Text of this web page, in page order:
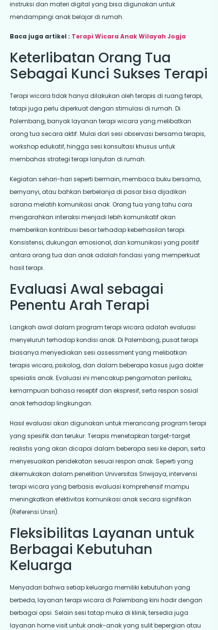
instruksi dan materi digital yang bisa digunakan untuk
mendampingi anak belajar di rumah.
Baca juga artikel : Terapi Wicara Anak Wilayah Jogja
Keterlibatan Orang Tua
Sebagai Kunci Sukses Terapi
Terapi wicara tidak hanya dilakukan oleh terapis di ruang terapi,
tetapi juga perlu diperkuat dengan stimulasi di rumah. Di
Palembang, banyak layanan terapi wicara yang melibatkan
orang tua secara aktif. Mulai dari sesi observasi bersama terapis,
workshop edukatif, hingga sesi konsultasi khusus untuk
membahas strategi terapi lanjutan di rumah.
Kegiatan sehari-hari seperti bermain, membaca buku bersama,
bernyanyi, atau bahkan berbelanja di pasar bisa dijadikan
sarana melatih komunikasi anak. Orang tua yang tahu cara
mengarahkan interaksi menjadi lebih komunikatif akan
memberikan kontribusi besar terhadap keberhasilan terapi.
Konsistensi, dukungan emosional, dan komunikasi yang positif
antara orang tua dan anak adalah fondasi yang memperkuat
hasil terapi.
Evaluasi Awal sebagai
Penentu Arah Terapi
Langkah awal dalam program terapi wicara adalah evaluasi
menyeluruh terhadap kondisi anak. Di Palembang, pusat terapi
biasanya menyediakan sesi assessment yang melibatkan
terapis wicara, psikolog, dan dalam beberapa kasus juga dokter
spesialis anak. Evaluasi ini mencakup pengamatan perilaku,
kemampuan bahasa reseptif dan ekspresif, serta respon sosial
anak terhadap lingkungan.
Hasil evaluasi akan digunakan untuk merancang program terapi
yang spesifik dan terukur. Terapis menetapkan target-target
realistis yang akan dicapai dalam beberapa sesi ke depan, serta
menyesuaikan pendekatan sesuai respon anak. Seperti yang
dikemukakan dalam penelitian Universitas Sriwijaya, intervensi
terapi wicara yang berbasis evaluasi komprehensif mampu
meningkatkan efektivitas komunikasi anak secara signifikan
(Referensi Unsri).
Fleksibilitas Layanan untuk
Berbagai Kebutuhan
Keluarga
Menyadari bahwa setiap keluarga memiliki kebutuhan yang
berbeda, layanan terapi wicara di Palembang kini hadir dengan
berbagai opsi. Selain sesi tatap muka di klinik, tersedia juga
layanan home visit untuk anak-anak yang sulit bepergian atau